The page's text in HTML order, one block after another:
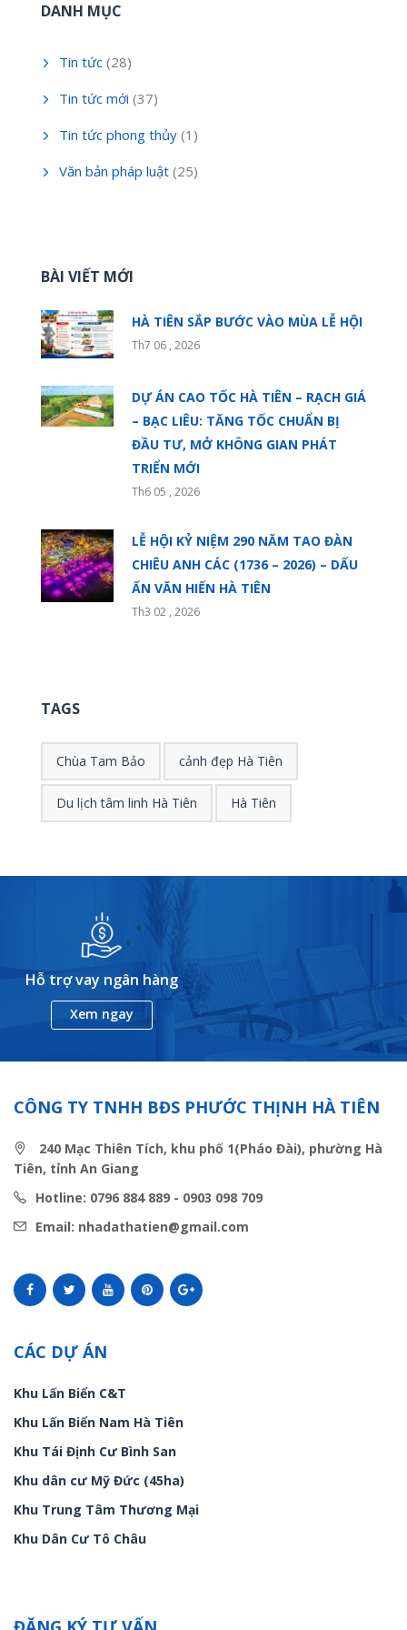
DANH MỤC
Tin tức (28)
Tin tức mới (37)
Tin tức phong thủy (1)
Văn bản pháp luật (25)
BÀI VIẾT MỚI
HÀ TIÊN SẮP BƯỚC VÀO MÙA LỄ HỘI
Th7 06 , 2026
DỰ ÁN CAO TỐC HÀ TIÊN – RẠCH GIÁ
– BẠC LIÊU: TĂNG TỐC CHUẨN BỊ
ĐẦU TƯ, MỞ KHÔNG GIAN PHÁT
TRIỂN MỚI
Th6 05 , 2026
LỄ HỘI KỶ NIỆM 290 NĂM TAO ĐÀN
CHIÊU ANH CÁC (1736 – 2026) – DẤU
ẤN VĂN HIẾN HÀ TIÊN
Th3 02 , 2026
TAGS
Chùa Tam Bảo cảnh đẹp Hà Tiên
Du lịch tâm linh Hà Tiên Hà Tiên
Hỗ trợ vay ngân hàng
Xem ngay
CÔNG TY TNHH BĐS PHƯỚC THỊNH HÀ TIÊN
240 Mạc Thiên Tích, khu phố 1(Pháo Đài), phường Hà
Tiên, tỉnh An Giang
Hotline: 0796 884 889 - 0903 098 709
Email: nhadathatien@gmail.com
CÁC DỰ ÁN
Khu Lấn Biển C&T
Khu Lấn Biển Nam Hà Tiên
Khu Tái Định Cư Bình San
Khu dân cư Mỹ Đức (45ha)
Khu Trung Tâm Thương Mại
Khu Dân Cư Tô Châu